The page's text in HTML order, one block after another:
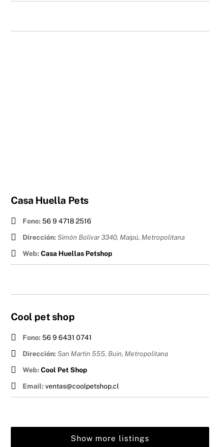
Casa Huella Pets
Fono: 56 9 4718 2516
Dirección: Simón Bolívar 3340, Maipú, Metropolitana
Web: Casa Huellas Petshop
Cool pet shop
Fono: 56 9 6431 0741
Dirección: San Martin 555, Buin, Metropolitana
Web: Cool Pet Shop
Email: ventas@coolpetshop.cl
Show more listings